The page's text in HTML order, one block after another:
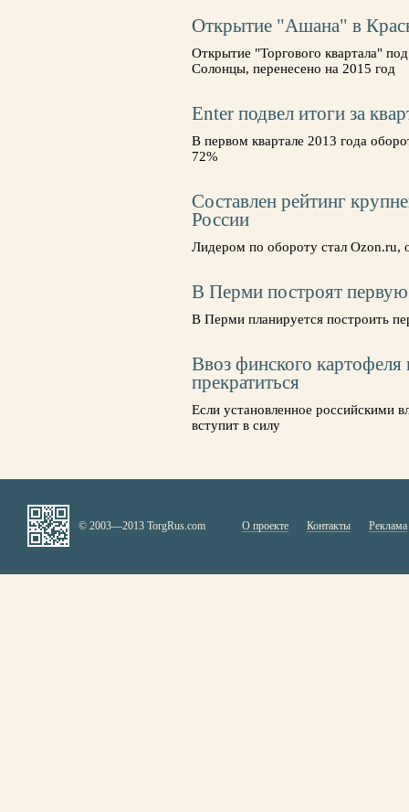
Открытие "Ашана" в
Открытие "Торгового квартала"
Солонцы, перенесено на 2015 год
Enter подвел итоги за
В первом квартале 2013 года
72%
Составлен рейтинг
России
Лидером по обороту стал
В Перми построят
В Перми планируется построить
Ввоз финского
прекратиться
Если установленное российскими
вступит в силу
© 2003—2013 TorgRus.com О проекте Контакты Реклама